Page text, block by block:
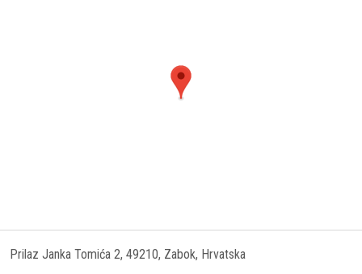
Prilaz Janka Tomića 2, 49210, Zabok, Hrvatska